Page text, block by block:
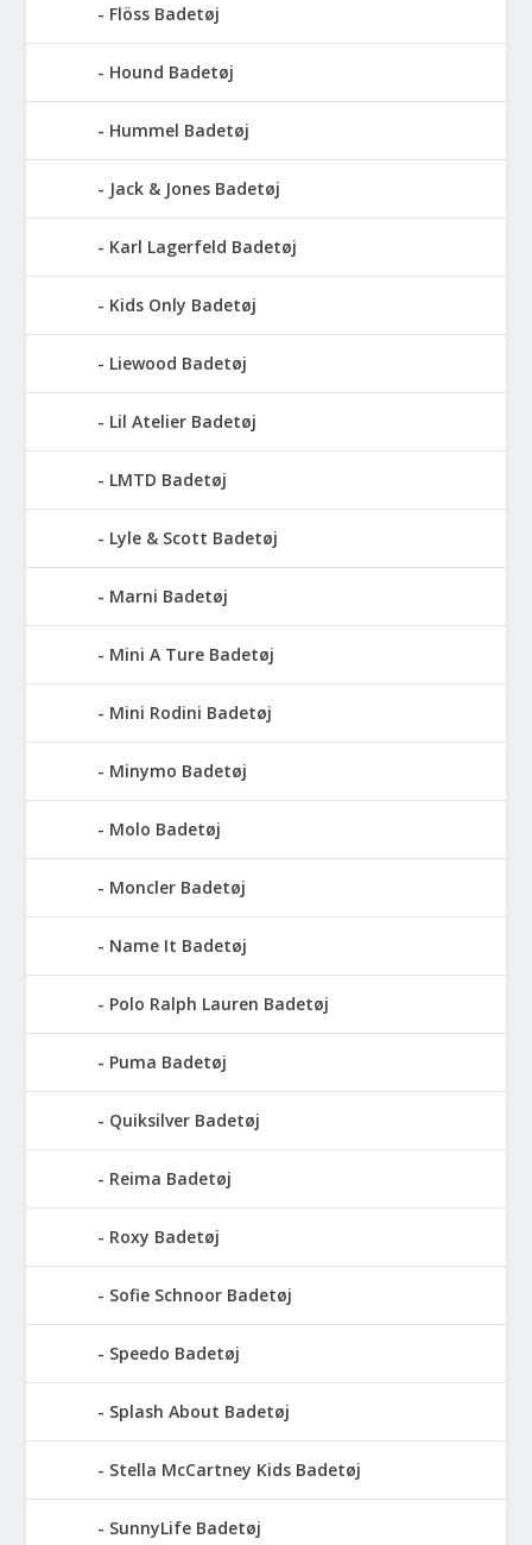
Flöss Badetøj
Hound Badetøj
Hummel Badetøj
Jack & Jones Badetøj
Karl Lagerfeld Badetøj
Kids Only Badetøj
Liewood Badetøj
Lil Atelier Badetøj
LMTD Badetøj
Lyle & Scott Badetøj
Marni Badetøj
Mini A Ture Badetøj
Mini Rodini Badetøj
Minymo Badetøj
Molo Badetøj
Moncler Badetøj
Name It Badetøj
Polo Ralph Lauren Badetøj
Puma Badetøj
Quiksilver Badetøj
Reima Badetøj
Roxy Badetøj
Sofie Schnoor Badetøj
Speedo Badetøj
Splash About Badetøj
Stella McCartney Kids Badetøj
SunnyLife Badetøj